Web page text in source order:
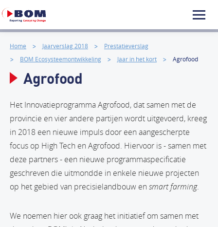
Home Jaarverslag 2018
Prestatieverslag
BOM Ecosysteemontwikkeling
Jaar in het kort Agrofood
Agrofood
Het Innovatieprogramma Agrofood, dat samen met de
provincie en vier andere partijen wordt uitgevoerd, kreeg
in 2018 een nieuwe impuls door een aangescherpte
focus op High Tech en Agrofood. Hiervoor is - samen met
deze partners - een nieuwe programmaspecificatie
geschreven die uitmondde in enkele nieuwe projecten
op het gebied van precisielandbouw en smart farming.
We noemen hier ook graag het initiatief om samen met